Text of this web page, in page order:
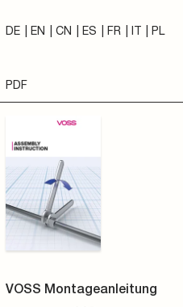
DE EN CN ES FR IT PL
PDF
VOSS Montageanleitung